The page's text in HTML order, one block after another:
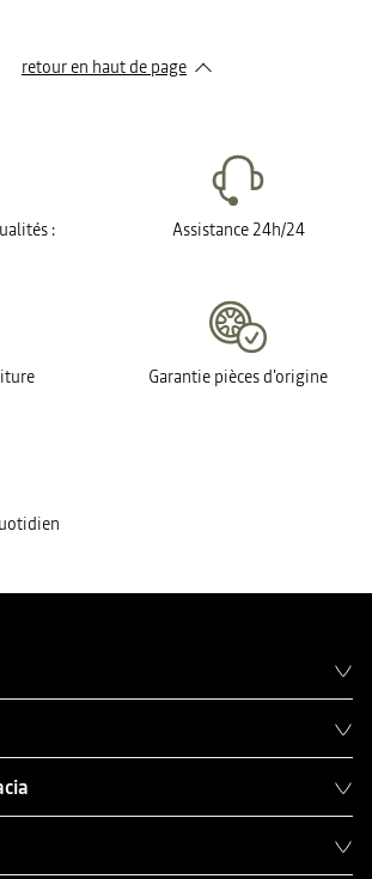
retour en haut de page​
: Assistance 24h/24
Garantie pièces d'origine